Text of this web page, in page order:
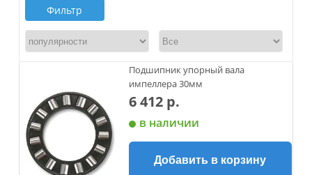
Фильтр
Подшипник упорный вала
импеллера 30мм
6 412 р.
в наличии
Добавить в корзину